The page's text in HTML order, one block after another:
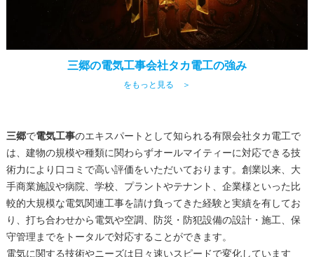
三郷の電気工事会社タカ電工の強み
をもっと見る ＞
三郷で電気工事のエキスパートとして知られる有限会社タカ電工で
は、建物の規模や種類に関わらずオールマイティーに対応できる技
術力により口コミで高い評価をいただいております。創業以来、大
手商業施設や病院、学校、プラントやテナント、企業様といった比
較的大規模な電気関連工事を請け負ってきた経験と実績を有してお
り、打ち合わせから電気や空調、防災・防犯設備の設計・施工、保
守管理までをトータルで対応することができます。
電気に関する技術やニーズは日々速いスピードで変化しています